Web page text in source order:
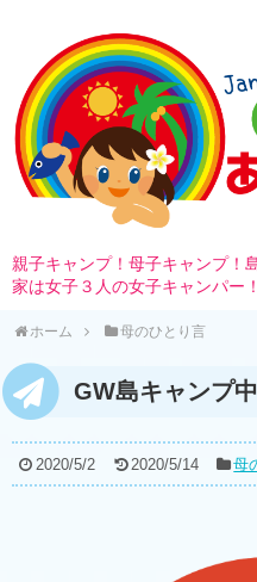
親子キャンプ！母子キャンプ！
家は女子３人の女子キャンパー！
ホーム 母のひとり言
GW島キャンプ
2020/5/2 2020/5/14 母